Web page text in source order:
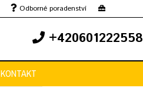
Odborné poradenství
+420601222558
KONTAKT